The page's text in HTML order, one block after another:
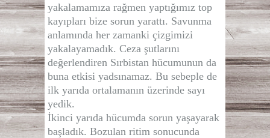
yakalamamıza rağmen yaptığımız top
kayıpları bize sorun yarattı. Savunma
anlamında her zamanki çizgimizi
yakalayamadık. Ceza şutlarını
değerlendiren Sırbistan hücumunun da
buna etkisi yadsınamaz. Bu sebeple de
ilk yarıda ortalamanın üzerinde sayı
yedik.
İkinci yarıda hücumda sorun yaşayarak
başladık. Bozulan ritim sonucunda